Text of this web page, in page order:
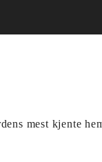
mest kjente